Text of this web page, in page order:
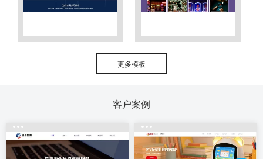
更多模板
客户案例